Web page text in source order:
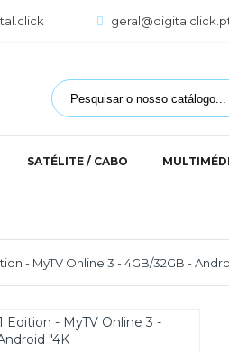
SATÉLITE / CABO
- MyTV Online 3 - 4GB/32GB -